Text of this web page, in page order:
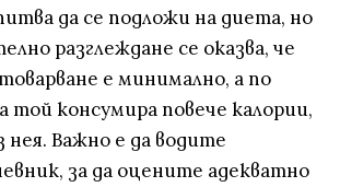
да се подложи на диета, но
разглеждане се оказва, че
е минимално, а по
той консумира повече калории,
нея. Важно е да водите
за да оцените адекватно